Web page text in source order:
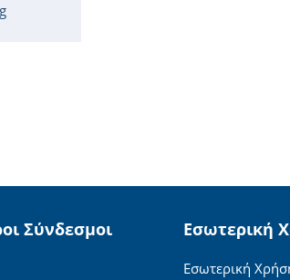
Σύνδεσμοι Εσωτερική
Εσωτερική